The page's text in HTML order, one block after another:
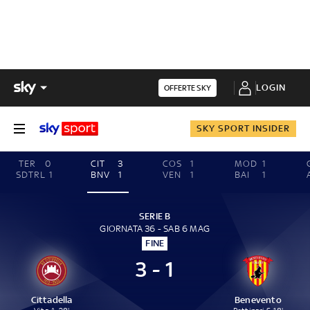
OFFERTE SKY LOGIN
SKY SPORT INSIDER
TER
0
SDTRL
1
CIT
3
BNV
1
COS
1
VEN
1
MOD 1
BAI
1
SERIE B
GIORNATA 36 - SAB 6 MAG
FINE
Cittadella
3 - 1
Benevento